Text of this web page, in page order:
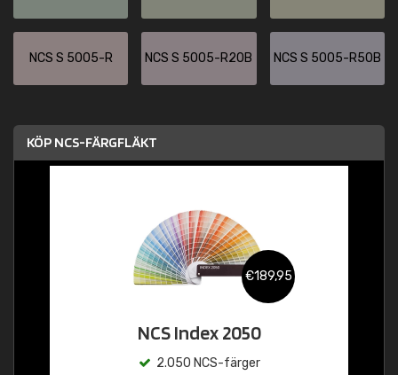
NCS S 5005-R NCS S 5005-R20B NCS S 5005-R50B
KÖP NCS-FÄRGFLÄKT
€189,95
NCS Index 2050
2.050 NCS-färger